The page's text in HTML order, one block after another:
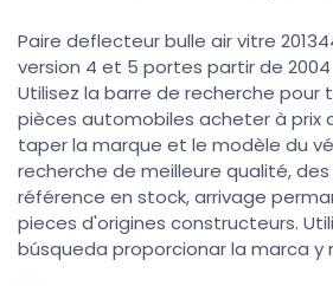
Paire deflecteur bulle air vitre
version 4 et 5 portes partir de 2004
Utilisez la barre de recherche pour
pièces automobiles acheter à prix
taper la marque et le modèle du
recherche de meilleure qualité, des
référence en stock, arrivage
pieces d'origines constructeurs.
búsqueda proporcionar la marca y